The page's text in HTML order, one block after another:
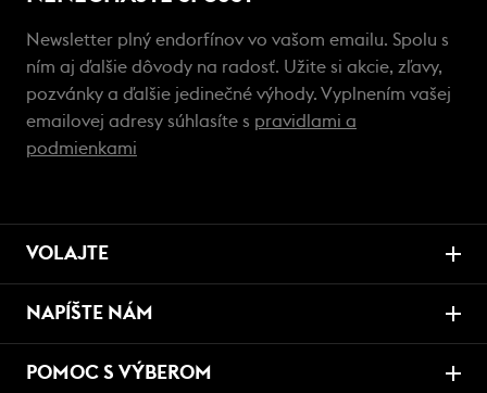
Newsletter plný endorfínov vo vašom emailu. Spolu s
ním aj ďalšie dôvody na radosť. Užite si akcie, zľavy,
pozvánky a ďalšie jedinečné výhody. Vyplnením vašej
emailovej adresy súhlasíte s pravidlami a
podmienkami
VOLAJTE
NAPÍŠTE NÁM
POMOC S VÝBEROM